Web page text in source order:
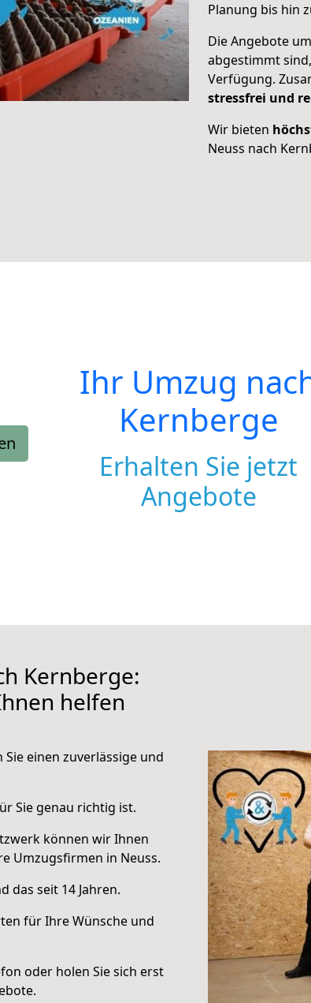
Planung bis hin
Die Angebote
abgestimmt
Verfügung.
stressfrei und
Wir bieten
Neuss nach
Ihr Umzug
Kernberge
Erhalten Sie jetzt
Angebote
Kernberge:
helfen
Sie einen zuverlässige und
Sie genau richtig ist.
können wir Ihnen
Umzugsfirmen in Neuss.
das seit 14 Jahren.
für Ihre Wünsche und
oder holen Sie sich erst